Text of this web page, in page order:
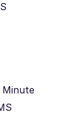
Minute